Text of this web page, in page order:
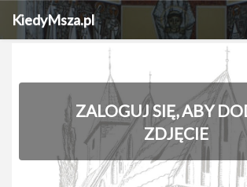
KiedyMsza.pl
ZALOGUJ SIĘ, ABY
ZDJĘCIE